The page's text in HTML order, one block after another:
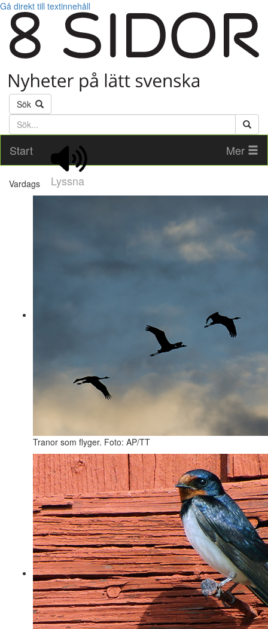
Gå direkt till textinnehåll
Sök
Söktext
Start
Lyssna
Mer
Vardags
Tranor som flyger. Foto: AP/TT